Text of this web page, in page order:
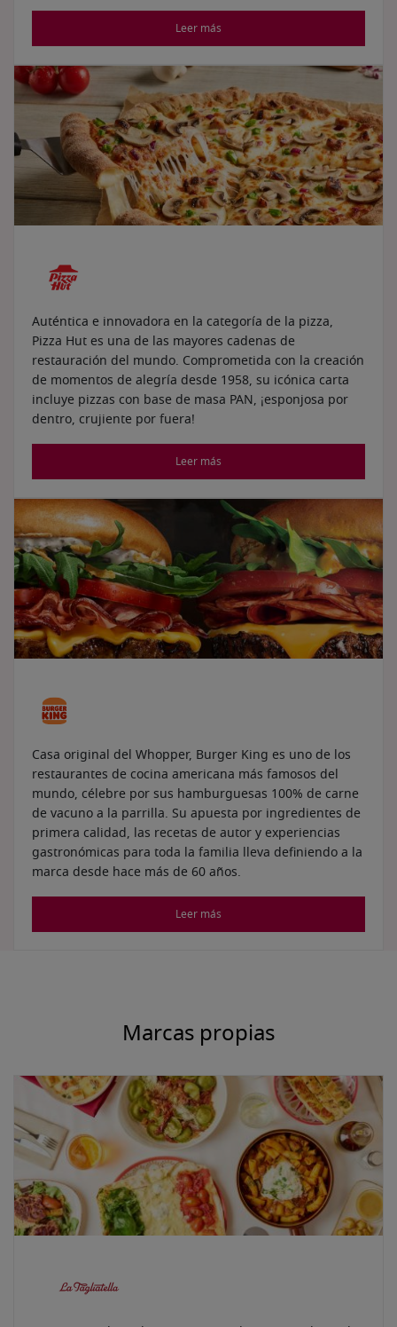
Leer más
Auténtica e innovadora en la categoría de la pizza,
Pizza Hut es una de las mayores cadenas de
restauración del mundo. Comprometida con la creación
de momentos de alegría desde 1958, su icónica carta
incluye pizzas con base de masa PAN, ¡esponjosa por
dentro, crujiente por fuera!
Leer más
Casa original del Whopper, Burger King es uno de los
restaurantes de cocina americana más famosos del
mundo, célebre por sus hamburguesas 100% de carne
de vacuno a la parrilla. Su apuesta por ingredientes de
primera calidad, las recetas de autor y experiencias
gastronómicas para toda la familia lleva definiendo a la
marca desde hace más de 60 años.
Leer más
Marcas propias